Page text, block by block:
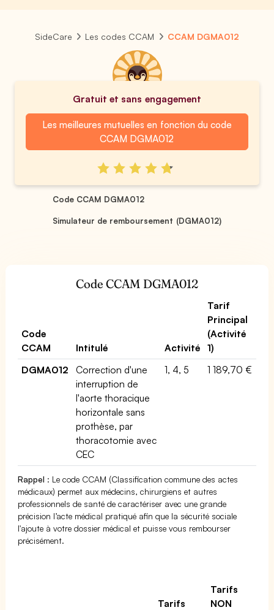
SideCare Les codes CCAM CCAM DGMA012
Gratuit et sans engagement
Les meilleures mutuelles en fonction du code
CCAM DGMA012
Code CCAM DGMA012
Simulateur de remboursement (DGMA012)
Code CCAM DGMA012
Code
CCAM
Intitulé Activité
Tarif
Principal
(Activité
1)
DGMA012
Correction d'une
interruption de
l'aorte thoracique
horizontale sans
prothèse, par
thoracotomie avec
CEC
1, 4, 5 1 189,70 €
Rappel : Le code CCAM (Classification commune des actes
médicaux) permet aux médecins, chirurgiens et autres
professionnels de santé de caractériser avec une grande
précision l’acte médical pratiqué afin que la sécurité sociale
l'ajoute à votre dossier médical et puisse vous rembourser
précisément.
Tarifs
Tarifs
NON